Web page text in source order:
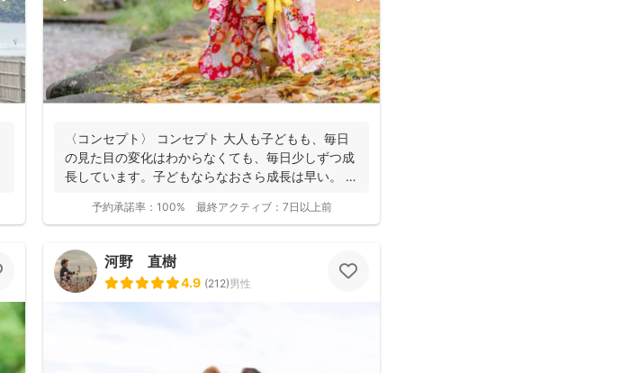
〈コンセプト〉 コンセプト 大人も子どもも、毎日
の見た目の変化はわからなくても、毎日少しずつ成
長しています。子どもならなおさら成長は早い。
予約承諾率： 100% 最終アクティブ： 7日以上前
河野 直樹
4.9 (212)男性